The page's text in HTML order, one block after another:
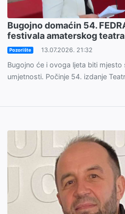
Bugojno domaćin 54.
festivala amaterskog teatra
Pozorište 13.07.2026. 21:32
Bugojno će i ovoga ljeta biti mjesto
umjetnosti. Počinje 54. izdanje